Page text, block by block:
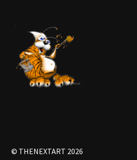
© THENEXTART 2026